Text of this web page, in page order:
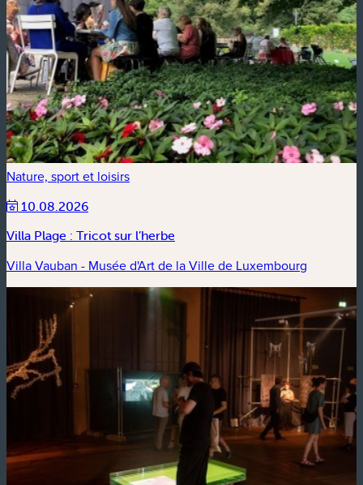
Nature, sport et loisirs
10.08.2026
Villa Plage : Tricot sur l’herbe
Villa Vauban - Musée d'Art de la Ville de Luxembourg